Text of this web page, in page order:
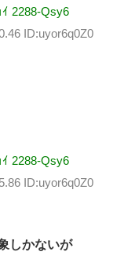
2288-Qsy6
ID:uyor6q0Z0
2288-Qsy6
ID:uyor6q0Z0
しかないが